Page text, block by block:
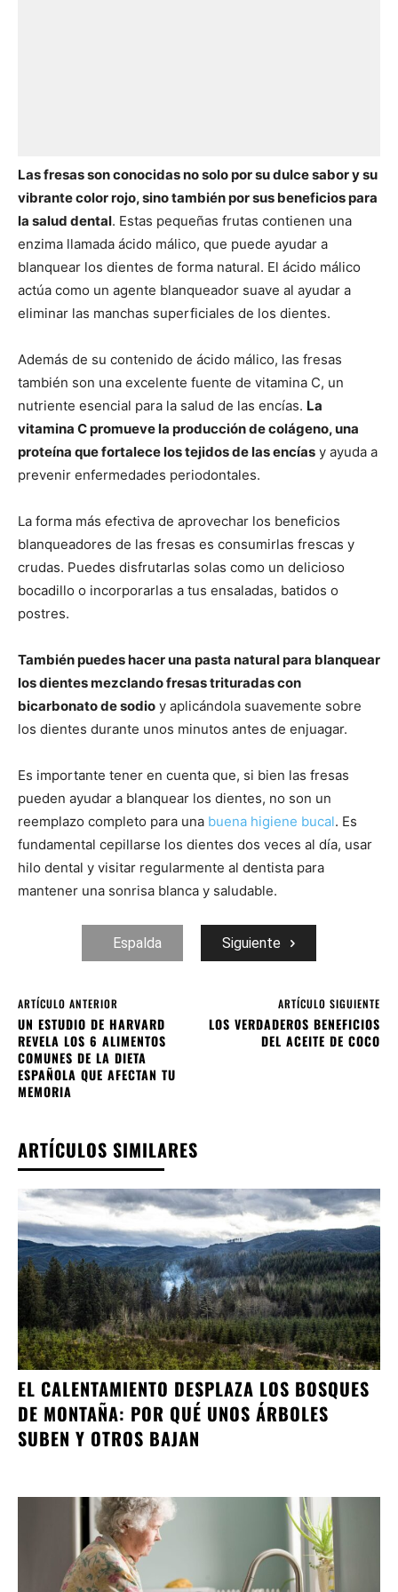
Las fresas son conocidas no solo por su dulce sabor y su
vibrante color rojo, sino también por sus beneficios para
la salud dental. Estas pequeñas frutas contienen una
enzima llamada ácido málico, que puede ayudar a
blanquear los dientes de forma natural. El ácido málico
actúa como un agente blanqueador suave al ayudar a
eliminar las manchas superficiales de los dientes.
Además de su contenido de ácido málico, las fresas
también son una excelente fuente de vitamina C, un
nutriente esencial para la salud de las encías. La
vitamina C promueve la producción de colágeno, una
proteína que fortalece los tejidos de las encías y ayuda a
prevenir enfermedades periodontales.
La forma más efectiva de aprovechar los beneficios
blanqueadores de las fresas es consumirlas frescas y
crudas. Puedes disfrutarlas solas como un delicioso
bocadillo o incorporarlas a tus ensaladas, batidos o
postres.
También puedes hacer una pasta natural para blanquear
los dientes mezclando fresas trituradas con
bicarbonato de sodio y aplicándola suavemente sobre
los dientes durante unos minutos antes de enjuagar.
Es importante tener en cuenta que, si bien las fresas
pueden ayudar a blanquear los dientes, no son un
reemplazo completo para una buena higiene bucal. Es
fundamental cepillarse los dientes dos veces al día, usar
hilo dental y visitar regularmente al dentista para
mantener una sonrisa blanca y saludable.
Espalda Siguiente
ARTÍCULO ANTERIOR
UN ESTUDIO DE HARVARD
REVELA LOS 6 ALIMENTOS
COMUNES DE LA DIETA
ESPAÑOLA QUE AFECTAN TU
MEMORIA
ARTÍCULO SIGUIENTE
LOS VERDADEROS BENEFICIOS
DEL ACEITE DE COCO
ARTÍCULOS SIMILARES
EL CALENTAMIENTO DESPLAZA LOS BOSQUES
DE MONTAÑA: POR QUÉ UNOS ÁRBOLES
SUBEN Y OTROS BAJAN